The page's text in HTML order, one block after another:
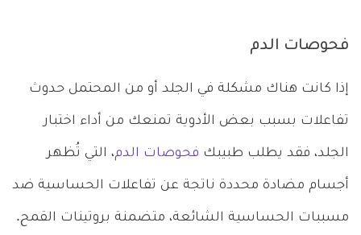
فحوصات الدم
إذا كانت هناك مشكلة في الجلد أو من المحتمل حدوث
تفاعلات بسبب بعض الأدوية تمنعك من أداء اختبار
الجلد، فقد يطلب طبيبك فحوصات الدم، التي تُظهر
أجسام مضادة محددة ناتجة عن تفاعلات الحساسية ضد
مسببات الحساسية الشائعة، متضمنة بروتينات القمح.